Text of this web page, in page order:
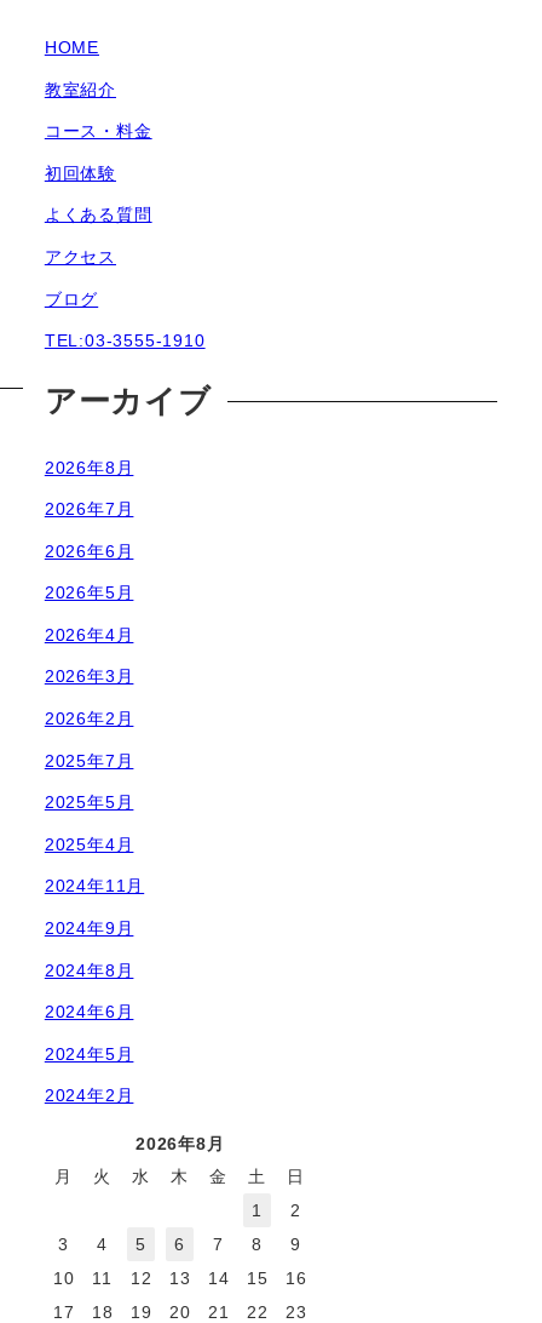
HOME
教室紹介
コース・料金
初回体験
よくある質問
アクセス
ブログ
TEL:03-3555-1910
アーカイブ
2026年8月
2026年7月
2026年6月
2026年5月
2026年4月
2026年3月
2026年2月
2025年7月
2025年5月
2025年4月
2024年11月
2024年9月
2024年8月
2024年6月
2024年5月
2024年2月
2026年8月
月
火 水 木 金 土
日
1
2
3
4 5 6 7 8
9
10
11 12 13 14 15
16
17
18 19 20 21 22
23